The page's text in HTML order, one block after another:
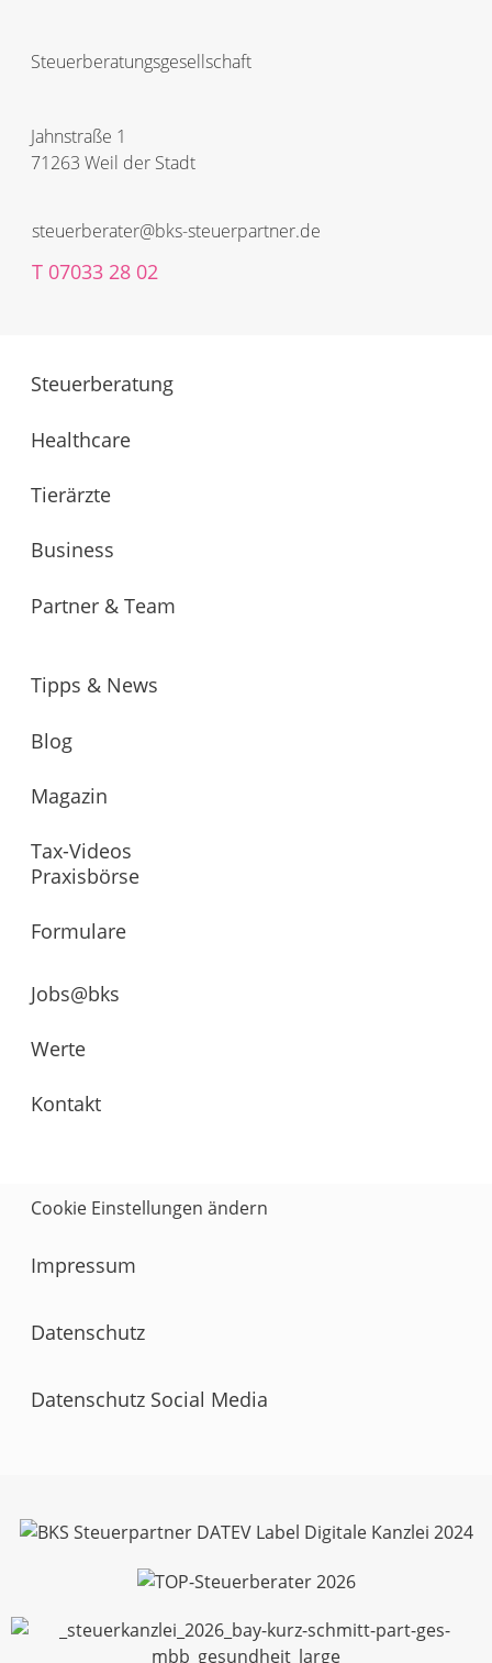
Steuerberatungs­­gesellschaft
Jahnstraße 1
71263 Weil der Stadt
steuerberater@bks-steuerpartner.de
T 07033 28 02
Steuerberatung
Healthcare
Tierärzte
Business
Partner & Team
Tipps & News
Blog
Magazin
Tax-Videos
Praxisbörse
Formulare
Jobs@bks
Werte
Kontakt
Cookie Einstellungen ändern
Impressum
Datenschutz
Datenschutz Social Media